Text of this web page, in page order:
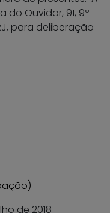
do Ouvidor, 91, 9º
para deliberação
de 2018